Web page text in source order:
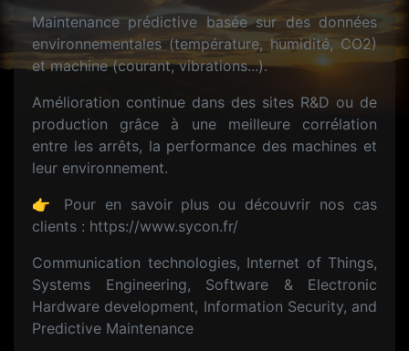
Maintenance prédictive basée sur des données
environnementales (température, humidité, CO2)
et machine (courant, vibrations...).
Amélioration continue dans des sites R&D ou de
production grâce à une meilleure corrélation
entre les arrêts, la performance des machines et
leur environnement.
👉 Pour en savoir plus ou découvrir nos cas
clients : https://www.sycon.fr/
Communication technologies, Internet of Things,
Systems Engineering, Software & Electronic
Hardware development, Information Security, and
Predictive Maintenance